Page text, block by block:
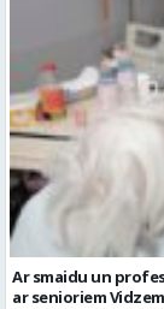
Ar smaidu un
ar senioriem